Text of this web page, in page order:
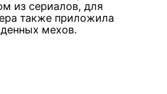
из сериалов, для
также приложила
мехов.